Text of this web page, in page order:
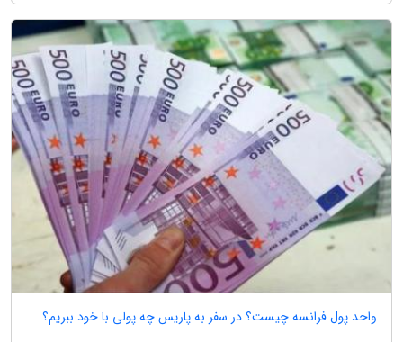
واحد پول فرانسه چیست؟ در سفر به پاریس چه پولی با خود ببریم؟